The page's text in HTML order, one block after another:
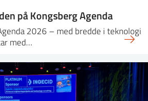
på Kongsberg Agenda
2026 – med bredde i teknologi
med…